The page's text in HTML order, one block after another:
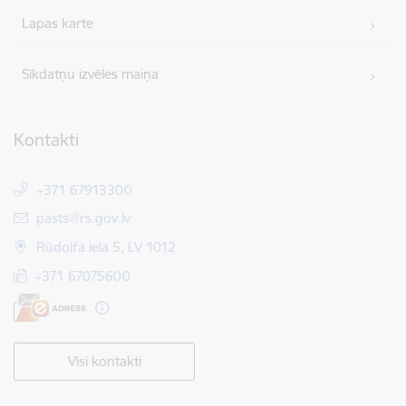
Lapas karte
Sīkdatņu izvēles maiņa
Kontakti
+371 67913300
E-pasts:
pasts@rs.gov.lv
Rūdolfa iela 5, LV 1012
+371 67075600
Visi kontakti